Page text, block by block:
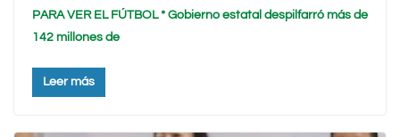
PARA VER EL FÚTBOL * Gobierno estatal despilfarró más de
142 millones de
Leer más